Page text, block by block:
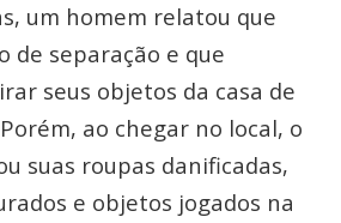
um homem relatou que
de separação e que
seus objetos da casa de
ao chegar no local, o
suas roupas danificadas,
e objetos jogados na